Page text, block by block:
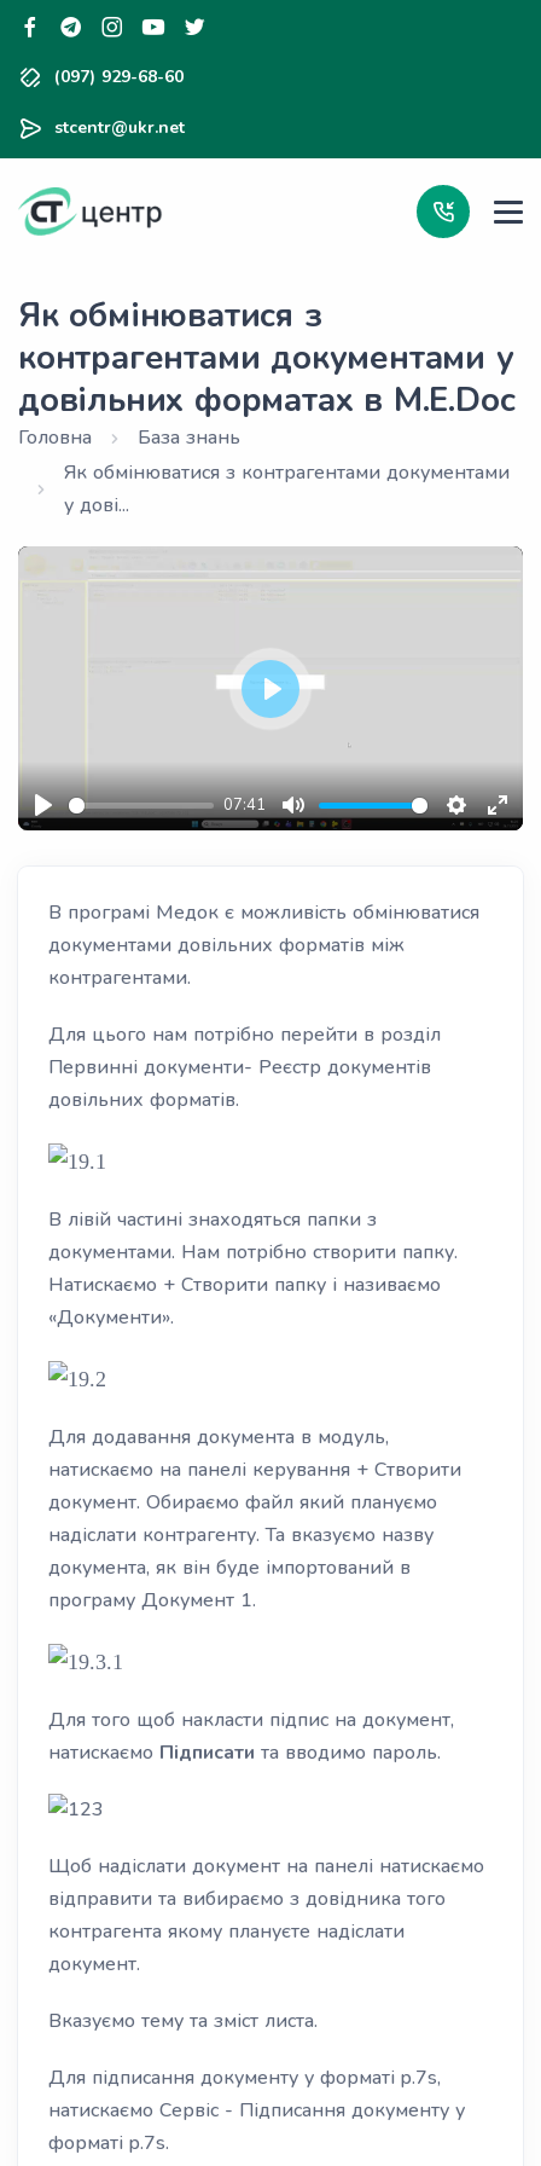
(097) 929-68-60
stcentr@ukr.net
Як обмінюватися з
контрагентами документами у
довільних форматах в M.E.Doс
Головна
База знань
Як обмінюватися з контрагентами документами
у дові...
Play
07:41
Mute Settings
Play
В програмі Медок є можливість обмінюватися
документами довільних форматів між
контрагентами.
Для цього нам потрібно перейти в розділ
Первинні документи- Реєстр документів
довільних форматів.
В лівій частині знаходяться папки з
документами. Нам потрібно створити папку.
Натискаємо + Створити папку і називаємо
«Документи».
Для додавання документа в модуль,
натискаємо на панелі керування + Створити
документ. Обираємо файл який плануємо
надіслати контрагенту. Та вказуємо назву
документа, як він буде імпортований в
програму Документ 1.
Для того щоб накласти підпис на документ,
натискаємо Підписати та вводимо пароль.
Щоб надіслати документ на панелі натискаємо
відправити та вибираємо з довідника того
контрагента якому плануєте надіслати
документ.
Вказуємо тему та зміст листа.
Для підписання документу у форматі p.7s,
натискаємо Сервіс - Підписання документу у
форматі p.7s.